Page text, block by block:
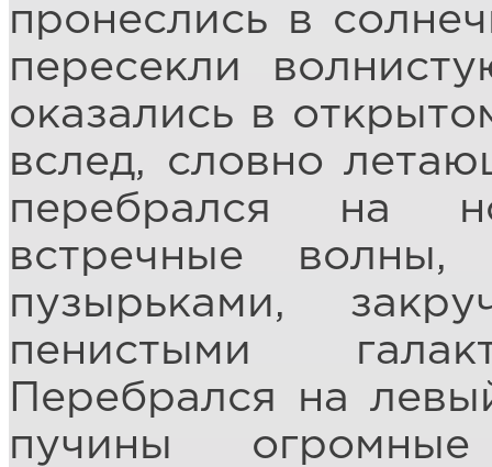
пронеслись в
пересекли
оказались в
вслед, словно
перебрался на
встречные волны,
пузырьками,
пенистыми
Перебрался на
пучины